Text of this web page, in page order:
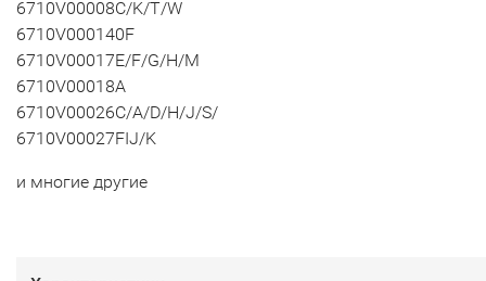
6710V00008C/K/T/W
6710V000140F
6710V00017E/F/G/H/M
6710V00018A
6710V00026C/A/D/H/J/S/
6710V00027FIJ/K
и многие другие